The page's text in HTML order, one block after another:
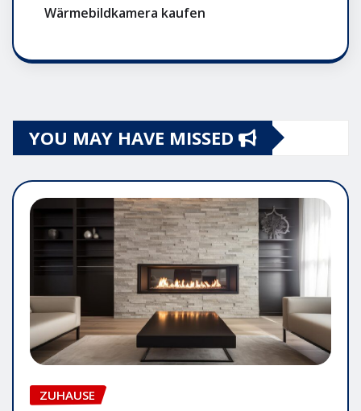
Wärmebildkamera kaufen
YOU MAY HAVE MISSED
ZUHAUSE